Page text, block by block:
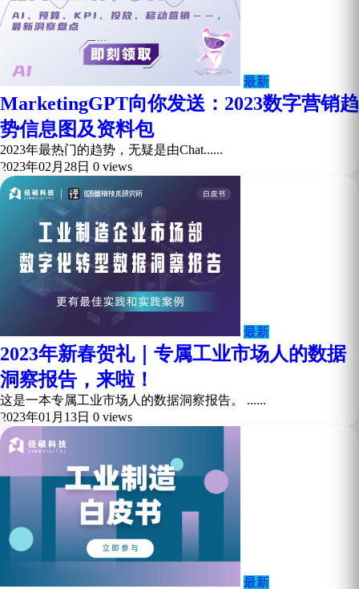
最新
MarketingGPT向你发送：2023数字营销趋
势信息图及资料包
2023年最热门的趋势，无疑是由Chat......
2023年02月28日 0 views
最新
2023年新春贺礼｜专属工业市场人的数据
洞察报告，来啦！
这是一本专属工业市场人的数据洞察报告。 ......
2023年01月13日 0 views
最新